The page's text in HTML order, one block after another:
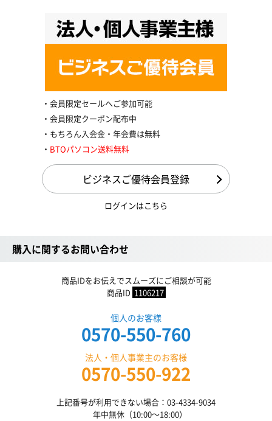
会員限定セールへご参加可能
会員限定クーポン配布中
もちろん入会金・年会費は無料
BTOパソコン送料無料
ビジネスご優待会員登録
ログインはこちら
購入に関するお問い合わせ
商品IDをお伝えでスムーズにご相談が可能
商品ID 1106217
個人のお客様
0570-550-760
法人・個人事業主のお客様
0570-550-922
上記番号が利用できない場合：03-4334-9034
年中無休（10:00〜18:00）